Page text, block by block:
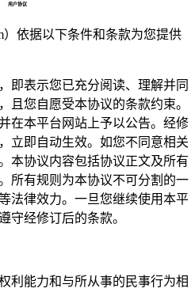
用户协议
）依据以下条件和条款为您提供
即表示您已充分阅读、理解并同
且您自愿受本协议的条款约束。
在本平台网站上予以公告。经修
立即自动生效。如您不同意相关
本协议内容包括协议正文及所有
所有规则为本协议不可分割的一
法律效力。一旦您继续使用本平
守经修订后的条款。
利能力和与所从事的民事行为相